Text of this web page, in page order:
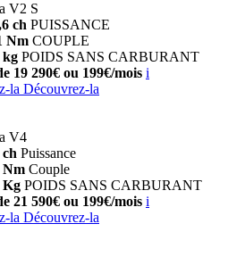
V2 S
ch PUISSANCE
Nm COUPLE
kg POIDS SANS CARBURANT
19 290€ ou 199€/mois i
la Découvrez-la
V4
ch Puissance
Nm Couple
Kg POIDS SANS CARBURANT
21 590€ ou 199€/mois i
la Découvrez-la